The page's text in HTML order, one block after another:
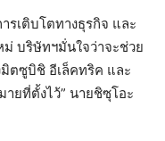
รเติบโตทางธุรกิจ และ
บริษัทฯมั่นใจว่าจะช่วย
ตซูบิชิ อีเล็คทริค และ
ยที่ตั้งไว้” นายชิซุโอะ